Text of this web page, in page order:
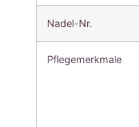
Nadel-Nr.
Pflegemerkmale